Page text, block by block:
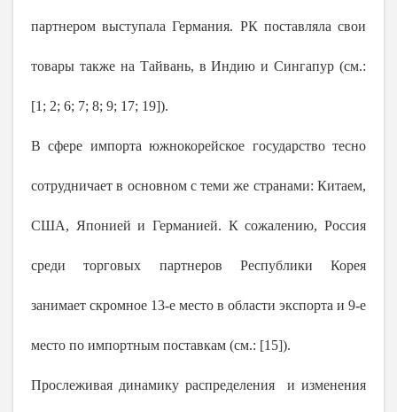
партнером выступала Германия. РК поставляла свои
товары также на Тайвань, в Индию и Сингапур (см.:
[1; 2; 6; 7; 8; 9; 17; 19]).
В сфере импорта южнокорейское государство тесно
сотрудничает в основном с теми же странами: Китаем,
США, Японией и Германией. К сожалению, Россия
среди торговых партнеров Республики Корея
занимает скромное 13-е место в области экспорта и 9-е
место по импортным поставкам (см.: [15]).
Прослеживая динамику распределения и изменения